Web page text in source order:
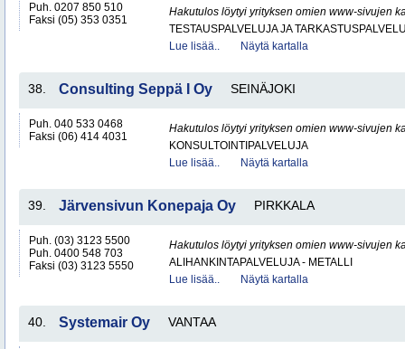
Puh. 0207 850 510
Faksi (05) 353 0351
Hakutulos löytyi yrityksen omien www-sivujen
TESTAUSPALVELUJA JA
Lue lisää..
Näytä kartalla
38. Consulting Seppä I Oy SEINÄJOKI
Puh. 040 533 0468
Faksi (06) 414 4031
Hakutulos löytyi yrityksen omien www-sivujen
KONSULTOINTIPALVELUJA
Lue lisää..
Näytä kartalla
39. Järvensivun Konepaja Oy PIRKKALA
Puh. (03) 3123 5500
Puh. 0400 548 703
Faksi (03) 3123 5550
Hakutulos löytyi yrityksen omien www-sivujen
ALIHANKINTAPALVELUJA - METALLI
Lue lisää..
Näytä kartalla
40. Systemair Oy VANTAA